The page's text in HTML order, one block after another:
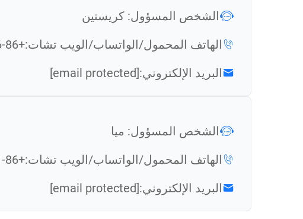
الشخص المسؤول: كريستين
الهاتف المحمول/الواتساب/الويب تشات:+86-18038691696
البريد الإلكتروني:[email protected]
الشخص المسؤول: ميا
الهاتف المحمول/الواتساب/الويب تشات:+86-18923131231
البريد الإلكتروني:[email protected]